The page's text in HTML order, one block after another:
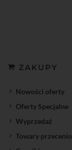
ZAKUPY
Nowości oferty
Oferty Specjalne
Wyprzedaż
Towary